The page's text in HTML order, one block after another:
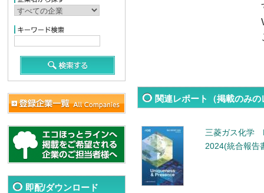
即配/ダウンロード
関連レポート（掲載のみ
三菱ガス化学
2024(統合報告